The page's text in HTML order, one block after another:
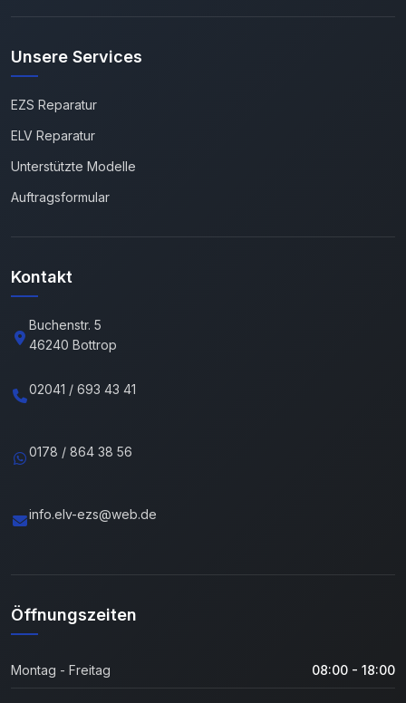
Unsere Services
EZS Reparatur
ELV Reparatur
Unterstützte Modelle
Auftragsformular
Kontakt
Buchenstr. 5
46240 Bottrop
02041 / 693 43 41
0178 / 864 38 56
info.elv-ezs@web.de
Öffnungszeiten
Montag - Freitag 08:00 - 18:00